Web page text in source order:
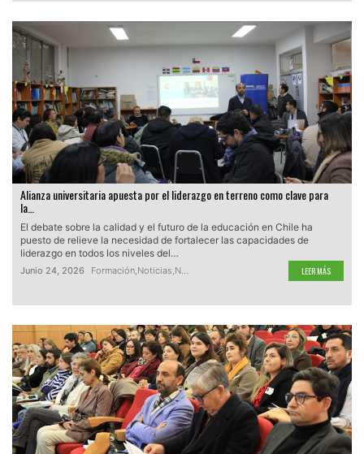
Alianza universitaria apuesta por el liderazgo en terreno como clave para
la…
El debate sobre la calidad y el futuro de la educación en Chile ha
puesto de relieve la necesidad de fortalecer las capacidades de
liderazgo en todos los niveles del…
Junio 24, 2026 Formación,Noticias,Nueva Educación Pública Servicios Locales
LEER MÁS